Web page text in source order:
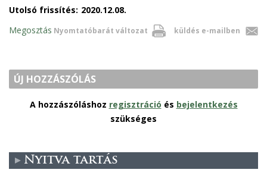
Utolsó frissítés: 2020.12.08.
Nyomtatóbarát változat küldés e-mailben
Megosztás
ÚJ HOZZÁSZÓLÁS
A hozzászóláshoz regisztráció és bejelentkezés
szükséges
Nyitva tartás